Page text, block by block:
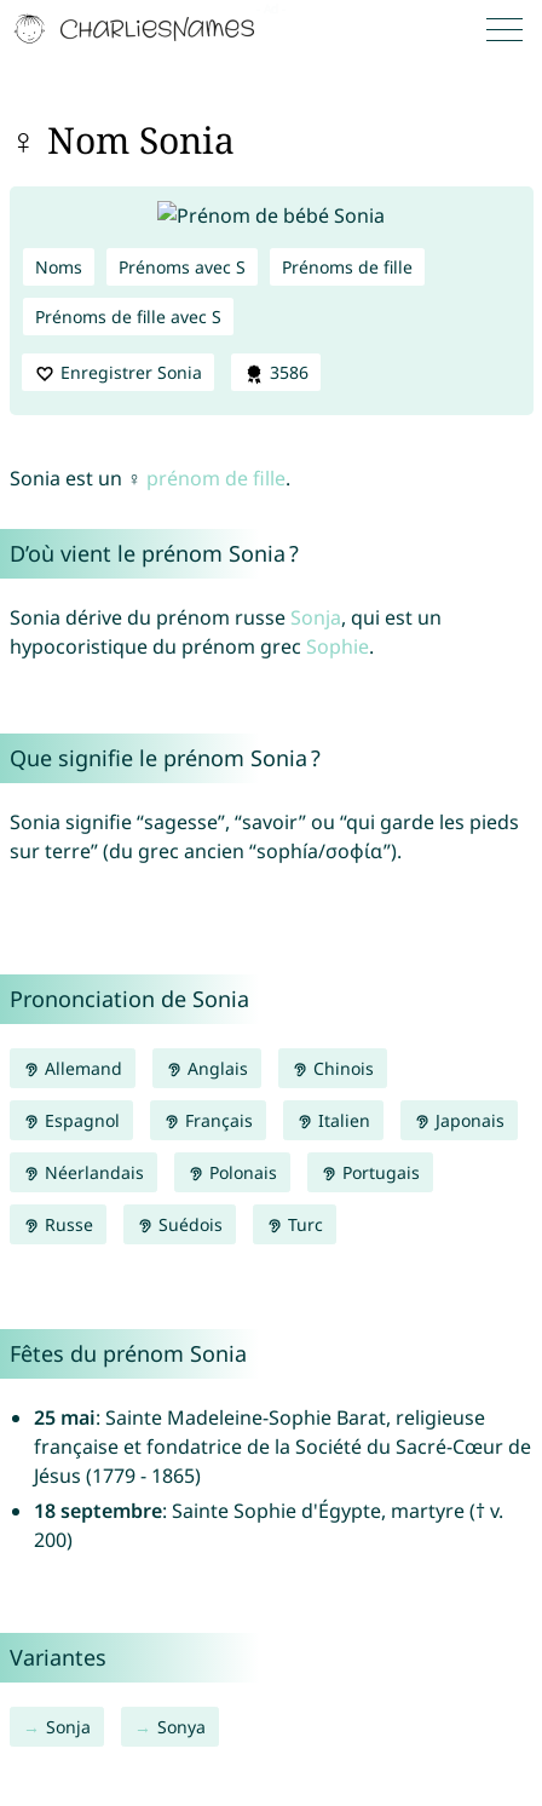
♀ Nom Sonia
Noms Prénoms avec S Prénoms de fille
Prénoms de fille avec S
Enregistrer Sonia 3586
Sonia est un ♀ prénom de fille.
D’où vient le prénom Sonia ?
Sonia dérive du prénom russe Sonja, qui est un
hypocoristique du prénom grec Sophie.
Que signifie le prénom Sonia ?
Sonia signifie “sagesse”, “savoir” ou “qui garde les pieds
sur terre” (du grec ancien “sophía/σοφία”).
Prononciation de Sonia
Allemand Anglais Chinois
Espagnol Français Italien Japonais
Néerlandais Polonais Portugais
Russe Suédois Turc
Fêtes du prénom Sonia
25 mai: Sainte Madeleine-Sophie Barat, religieuse
française et fondatrice de la Société du Sacré-Cœur de
Jésus (1779 - 1865)
18 septembre: Sainte Sophie d'Égypte, martyre († v.
200)
Variantes
Sonja Sonya